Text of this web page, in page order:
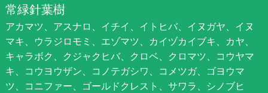
常緑針葉樹
アカマツ、アスナロ、イチイ、イトヒバ、イヌガヤ、イヌ
マキ、ウラジロモミ、エゾマツ、カイヅカイブキ、カヤ、
キャラボク、クジャクヒバ、クロベ、クロマツ、コウヤマ
キ、コウヨウザン、コノテガシワ、コメツガ、ゴヨウマ
ツ、コニファー、ゴールドクレスト、サワラ、シノブヒ